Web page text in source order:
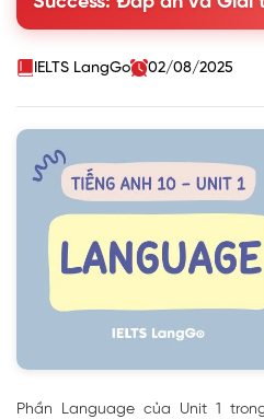
2. Vocabulary - Family Life
3. Grammar - Present Simple vs.
IELTS LangGo 02/08/2025
Phần Language của Unit 1